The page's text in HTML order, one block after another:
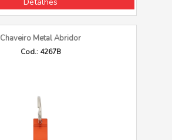
Chaveiro Metal Abridor
Cod.: 4267B